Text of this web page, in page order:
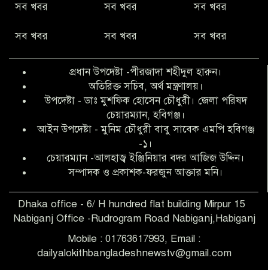
কিবরিয়া
বৃত্তি পরীক্ষার সুযোগ করে দিলেন প্রধান শিক্ষক
ফারুক মাস্টার
আব্দুল হক তালুকদার ফাউন্ডেশন মানবতার
শিকড় ছুঁই ছুঁই,ফরজুন আক্তার মনি
সিলেট রেঞ্জের শ্রেষ্ঠ ওসি নির্বাচিত হলেন
নবীগঞ্জ থানার ওসি মোনায়েম
‎নবীগঞ্জে এক সাজাপ্রাপ্ত পলাতক আসামি
সব খবর সব খবর সব খবর
সব খবর সব খবর সব খবর
প্রধান উপদেষ্টা -পীরজাদা শহীদুল হারুন।
অতিরিক্ত সচিব, অর্থ মন্ত্রণালয়।
উপদেষ্টা - ডাঃ মুশফিক হোসেন চৌধুরী। জেলা পরিষদ
চেয়ারম্যান, হবিগঞ্জ।
আইন উপদেষ্টা - মুনিম চৌধুরী বাবু সাবেক এমপি হবিগঞ্জ
-১।
চেয়ারম্যান -আলহাজ্ব ইঞ্জিনিয়ার বদর আজিজ উদ্দিন।
সম্পাদক ও প্রকাশক-ফরজুন আক্তার মনি।
Dhaka office - 6/ H hundred flat building Mirpur 15
Nabiganj Office -Rudrogram Road Nabiganj,Habiganj
Mobile : 01763617993, Email :
dailyalokithbangladeshnewstv@gmail.com